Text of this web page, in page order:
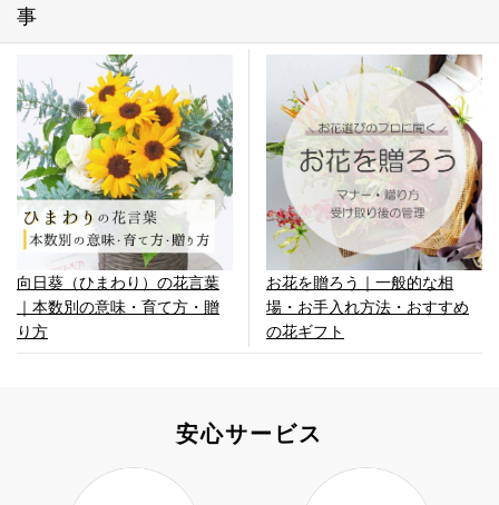
事
向日葵（ひまわり）の花言葉
｜本数別の意味・育て方・贈
り方
お花を贈ろう｜一般的な相
場・お手入れ方法・おすすめ
の花ギフト
安心サービス